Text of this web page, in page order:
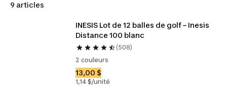
9 articles
INESIS Lot de 12 balles de golf – Inesis
Distance 100 blanc
(508)
2 couleurs
13,00 $
1,14 $/unité